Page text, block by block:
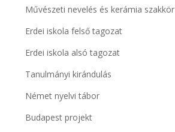
Művészeti nevelés és kerámia szakkör
Erdei iskola felső tagozat
Erdei iskola alsó tagozat
Tanulmányi kirándulás
Német nyelvi tábor
Budapest projekt